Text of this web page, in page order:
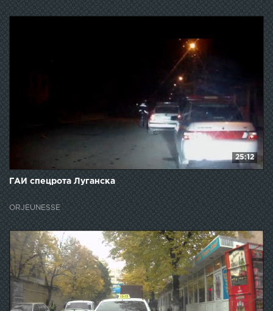
25:12
ГАИ спецрота Луганска
ORJEUNESSE